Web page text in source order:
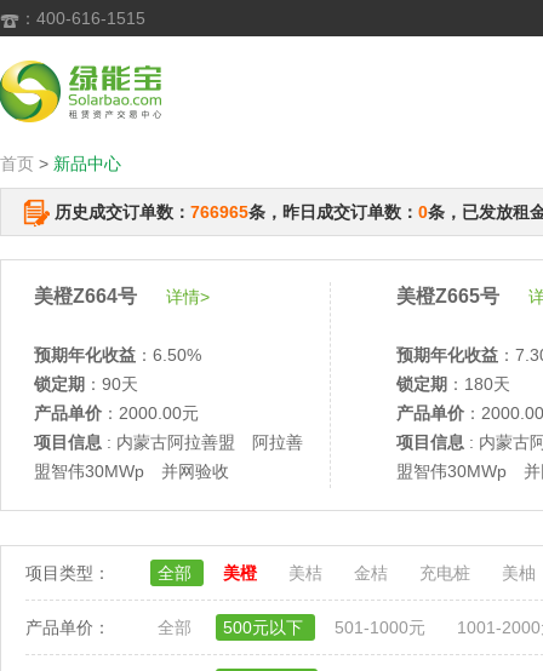
 ：400-616-1515
首页 > 新品中心
历史成交订单数： 766965条，昨日成交订单数： 0条，已发放租
美橙Z664号 详情>
预期年化收益 ：6.50%
锁定期 ：90天
产品单价 ：2000.00元
项目信息 : 内蒙古阿拉善盟 阿拉善
盟智伟30MWp 并网验收
美橙Z665号
预期年化收益 ：
锁定期 ：180天
产品单价 ：
项目信息 : 内蒙古
盟智伟30MWp 并
项目类型： 全部 美橙 美桔 金桔 充电桩 美柚
产品单价： 全部 500元以下 501-1000元 1001-